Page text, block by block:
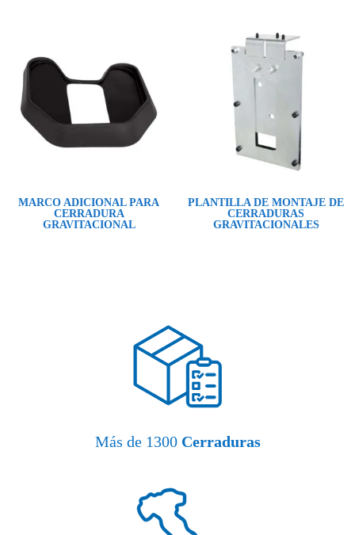
MARCO ADICIONAL PARA
CERRADURA
GRAVITACIONAL
PLANTILLA DE MONTAJE DE
CERRADURAS
GRAVITACIONALES
Más de 1300 Cerraduras